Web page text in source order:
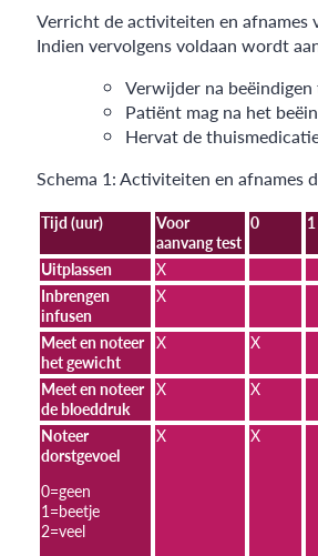
Verricht de activiteiten en afnames
Indien vervolgens voldaan wordt
Verwijder na
Patiënt mag na het
Hervat de
Schema 1: Activiteiten en afnames
Tijd (uur)
Voor
aanvang test
0 1
Uitplassen
X
Inbrengen
infusen
X
Meet en noteer
het gewicht
X X
Meet en noteer
de bloeddruk
X X
Noteer
dorstgevoel
0=geen
1=beetje
2=veel
X X